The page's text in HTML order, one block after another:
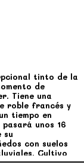
tinto de la
de
Tiene una
roble francés y
tiempo en
unos 16
su
con suelos
Cultivo
en cajas